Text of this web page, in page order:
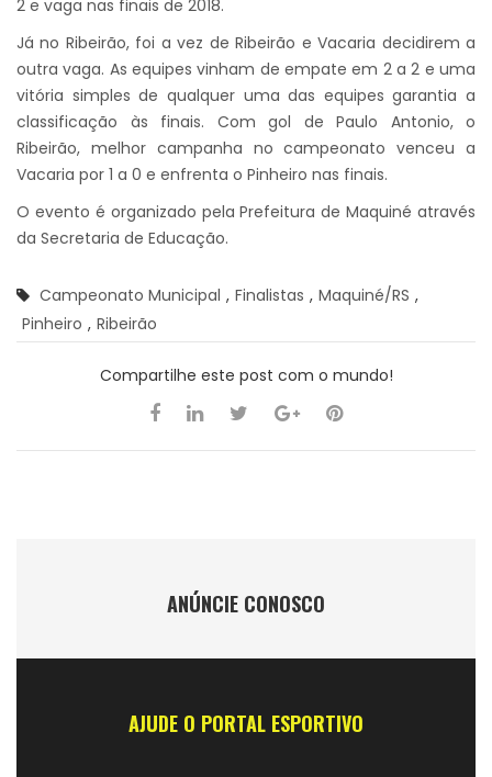
2 e vaga nas finais de 2018.
Já no Ribeirão, foi a vez de Ribeirão e Vacaria decidirem a
outra vaga. As equipes vinham de empate em 2 a 2 e uma
vitória simples de qualquer uma das equipes garantia a
classificação às finais. Com gol de Paulo Antonio, o
Ribeirão, melhor campanha no campeonato venceu a
Vacaria por 1 a 0 e enfrenta o Pinheiro nas finais.
O evento é organizado pela Prefeitura de Maquiné através
da Secretaria de Educação.
Campeonato Municipal , Finalistas , Maquiné/RS ,
Pinheiro , Ribeirão
Compartilhe este post com o mundo!
ANÚNCIE CONOSCO
AJUDE O PORTAL ESPORTIVO